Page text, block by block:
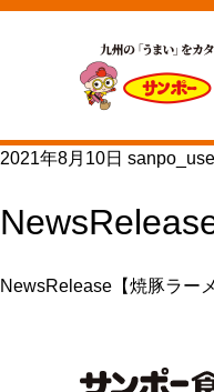
2021年8月10日
NewsRelease【焼豚ラー